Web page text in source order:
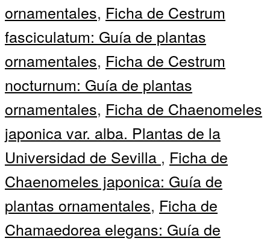
ornamentales, Ficha de Cestrum
fasciculatum: Guía de plantas
ornamentales, Ficha de Cestrum
nocturnum: Guía de plantas
ornamentales, Ficha de Chaenomeles
japonica var. alba. Plantas de la
Universidad de Sevilla , Ficha de
Chaenomeles japonica: Guía de
plantas ornamentales, Ficha de
Chamaedorea elegans: Guía de